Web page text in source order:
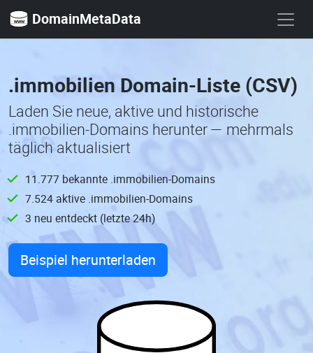
DomainMetaData
.immobilien Domain-Liste (CSV)
Laden Sie neue, aktive und historische
.immobilien-Domains herunter — mehrmals
täglich aktualisiert
11.777 bekannte .immobilien-Domains
7.524 aktive .immobilien-Domains
3 neu entdeckt (letzte 24h)
Beispiel herunterladen